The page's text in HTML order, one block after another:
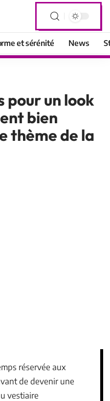
et sérénité News
pour un look
bien
thème de la
réservée aux
de devenir une
vestiaire